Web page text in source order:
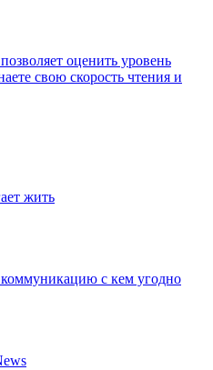
оценить уровень
свою скорость чтения и
жить
с кем угодно